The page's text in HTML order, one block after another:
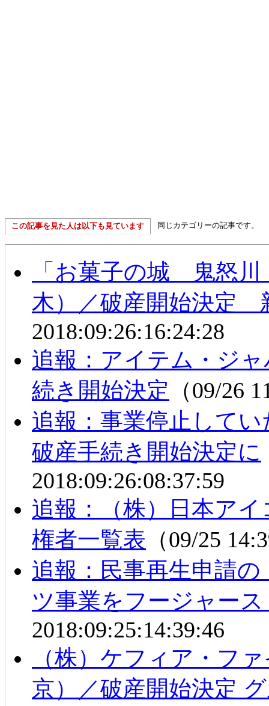
この記事を見た人は以下も見ています 同じカテゴリーの記事です。
「お菓子の城 鬼怒川
木）／破産開始決定
2018:09:26:16:24:28
追報：アイテム・ジ
続き開始決定 （09/26
追報：事業停止して
破産手続き開始決定に
2018:09:26:08:37:59
追報：（株）日本ア
権者一覧表 （09/25
追報：民事再生申請
ツ事業をフージャー
2018:09:25:14:39:46
（株）ケフィア・フ
京）／破産開始決定